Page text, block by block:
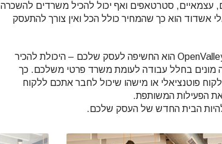
עצמאיים, סטרטאפים ואף יכול להכיל משרדים להשכרה
אשדוד הוא כך שהמחיר כולל הכל ואין צורך להתעסק
כמו OpenValley Ashdod הוא החשיפה לעסק שלכם – היכולת להכיר
מונים בחלל עבודה לעומת משרד פרטי משלכם. כך
פוטנציאלי או מישהו שיכול לחבר אתכם ללקוח
את הפעילות המשותפת.
הבית החדש של העסק שלכם.